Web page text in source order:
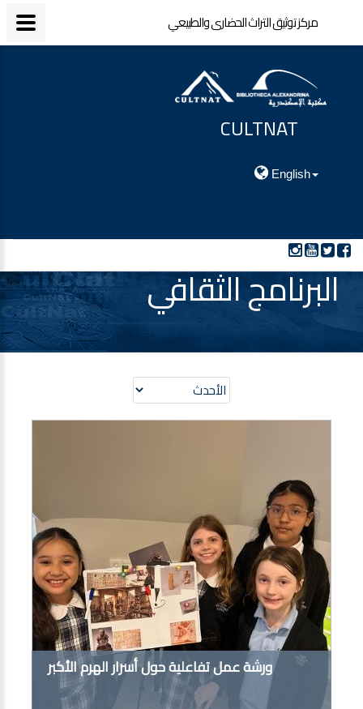
CULTNAT
English
البرنامج الثقافي
ورشة عمل تفاعلية حول أسرار الهرم الأكبر
مركز توثيق التراث الحضارى والطبيعي